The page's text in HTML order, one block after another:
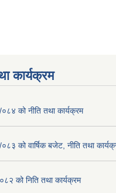
कार्यक्रम
को नीति तथा कार्यक्रम
को वार्षिक बजेट, नीति तथा
को निति तथा कार्यक्रम